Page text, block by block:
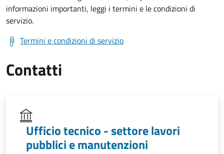
informazioni importanti, leggi i termini e le condizioni di
servizio.
Termini e condizioni di servizio
Contatti
Ufficio tecnico - settore lavori
pubblici e manutenzioni